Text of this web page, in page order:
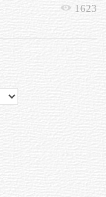
1623